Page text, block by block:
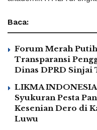
Baca:
Forum Merah
Transparansi
Dinas DPRD Sinjai
LIKMA
Syukuran Pesta
Kesenian Dero di
Luwu